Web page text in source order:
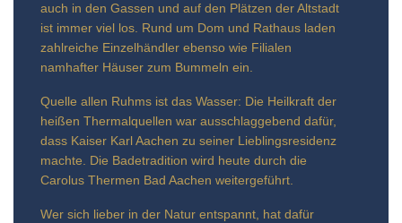
auch in den Gassen und auf den Plätzen der Altstadt
ist immer viel los. Rund um Dom und Rathaus laden
zahlreiche Einzelhändler ebenso wie Filialen
namhafter Häuser zum Bummeln ein.
Quelle allen Ruhms ist das Wasser: Die Heilkraft der
heißen Thermalquellen war ausschlaggebend dafür,
dass Kaiser Karl Aachen zu seiner Lieblingsresidenz
machte. Die Badetradition wird heute durch die
Carolus Thermen Bad Aachen weitergeführt.
Wer sich lieber in der Natur entspannt, hat dafür